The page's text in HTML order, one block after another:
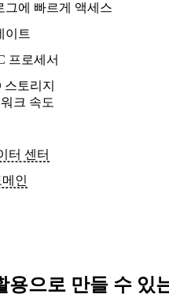
그에 빠르게 액세스
이트
프로세서
스토리지
크 속도
터 센터
인
용으로 만들 수 있